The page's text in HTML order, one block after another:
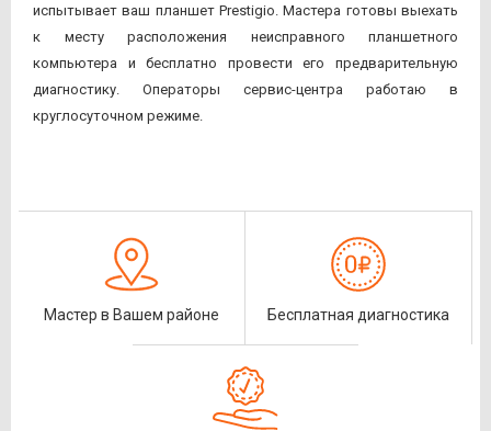
испытывает ваш планшет Prestigio. Мастера готовы выехать
к месту расположения неисправного планшетного
компьютера и бесплатно провести его предварительную
диагностику. Операторы сервис-центра работаю в
круглосуточном режиме.
Мастер в Вашем районе Бесплатная диагностика